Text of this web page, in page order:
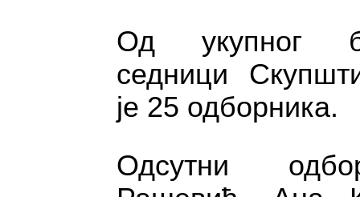
Од укупног
седници
је 25 одборника.
Одсутни